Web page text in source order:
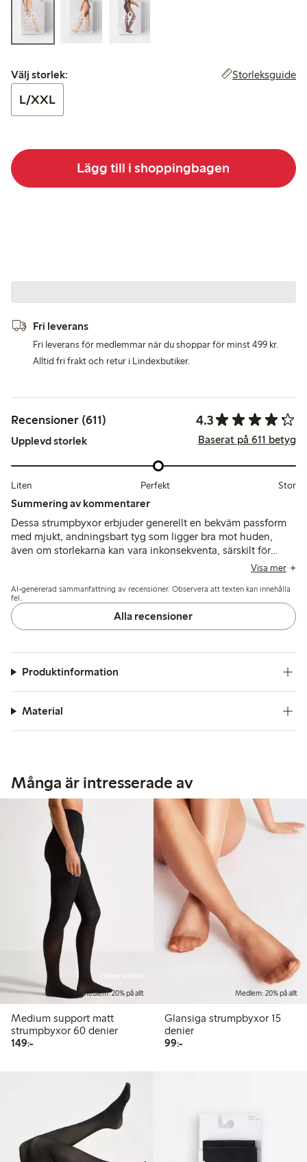
Välj storlek:
Välj storlek: Storleksguide
L/XXL
Lägg till i shoppingbagen
Fri leverans
Fri leverans för medlemmar när du shoppar för minst 499 kr.
Alltid fri frakt och retur i Lindexbutiker.
Recensioner (611) 4.3
Upplevd storlek Baserat på 611 betyg
Liten Perfekt Stor
Summering av kommentarer
Dessa strumpbyxor erbjuder generellt en bekväm passform
med mjukt, andningsbart tyg som ligger bra mot huden,
även om storlekarna kan vara inkonsekventa, särskilt för
längre kvinnor. Många upplever dem som hållbara för
begränsad stretch och ömtålighet efter tvätt.
Visa mer
AI-genererad sammanfattning av recensioner. Observera att texten kan innehålla
fel.
Alla recensioner
Produktinformation
Material
Många är intresserade av
Online edition
Medlem: 20% på allt
Medium support matt
strumpbyxor 60 denier
149:-149,00 kr
Medlem: 20% på allt
Glansiga strumpbyxor 15
denier
99:-99,00 kr